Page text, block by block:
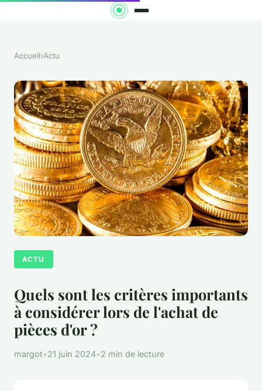
Accueil›Actu
ACTU
Quels sont les critères importants
à considérer lors de l'achat de
pièces d'or ?
margot•21 juin 2024•2 min de lecture